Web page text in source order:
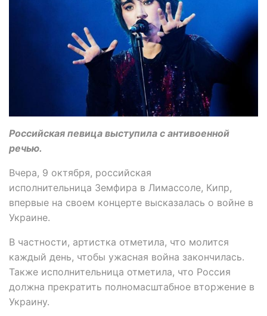
Российская певица выступила с антивоенной
речью.
Вчера, 9 октября, российская
исполнительница Земфира в Лимассоле, Кипр,
впервые на своем концерте высказалась о войне в
Украине.
В частности, артистка отметила, что молится
каждый день, чтобы ужасная война закончилась.
Также исполнительница отметила, что Россия
должна прекратить полномасштабное вторжение в
Украину.